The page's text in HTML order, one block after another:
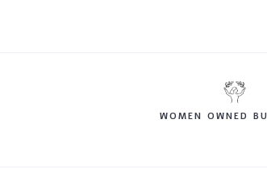
WOMEN OWNED